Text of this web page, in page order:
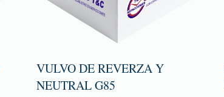
VULVO DE REVERZA Y
NEUTRAL G85